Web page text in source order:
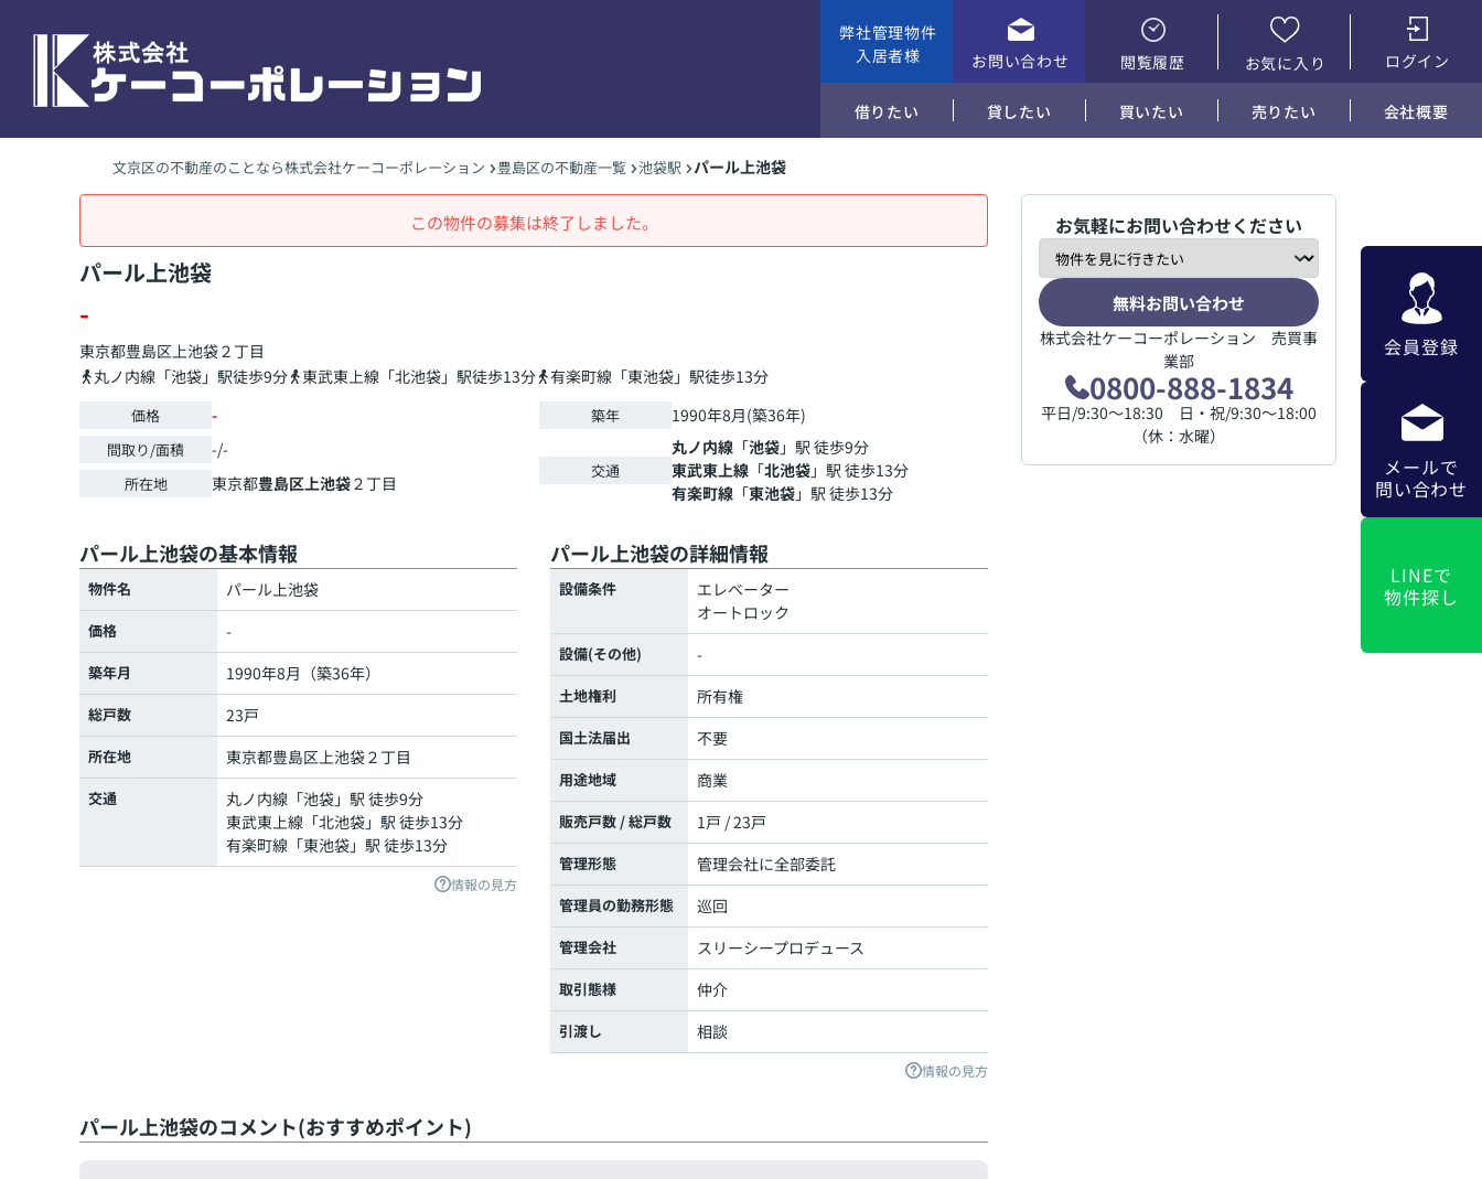
弊社管理物件
入居者様
お問い合わせ 閲覧履歴 お気に入り ログイン
借りたい 貸したい 買いたい 売りたい 会社概要
会員登録
メールで
問い合わせ
LINEで
物件探し
文京区の不動産のことなら株式会社ケーコーポレーション 豊島区の不動産一覧 池袋駅 パール上池袋
この物件の募集は終了しました。
パール上池袋
-
東京都豊島区上池袋２丁目
丸ノ内線「池袋」駅徒歩9分
東武東上線「北池袋」駅徒歩13分 有楽町線「東池袋」駅徒歩13分
価格 -
間取り/面積 -/-
所在地 東京都豊島区上池袋２丁目
築年 1990年8月(築36年)
交通
丸ノ内線 「池袋」駅 徒歩9分
東武東上線 「北池袋」駅 徒歩13分
有楽町線 「東池袋」駅 徒歩13分
パール上池袋の基本情報
物件名 パール上池袋
価格 -
築年月 1990年8月（築36年）
総戸数 23戸
所在地 東京都豊島区上池袋２丁目
交通 丸ノ内線 「池袋」駅 徒歩9分
東武東上線 「北池袋」駅 徒歩13分
有楽町線 「東池袋」駅 徒歩13分
情報の見方
パール上池袋の詳細情報
設備条件
エレベーター
オートロック
設備(その他) -
土地権利 所有権
国土法届出 不要
用途地域 商業
販売戸数 / 総戸数 1戸 / 23戸
管理形態 管理会社に全部委託
管理員の勤務形態 巡回
管理会社 スリーシープロデュース
取引態様 仲介
引渡し 相談
情報の見方
パール上池袋のコメント(おすすめポイント)
お気軽にお問い合わせください
無料お問い合わせ
株式会社ケーコーポレーション 売買事
業部
0800-888-1834
平日/9:30～18:30 日・祝/9:30～18:00
（休：水曜）